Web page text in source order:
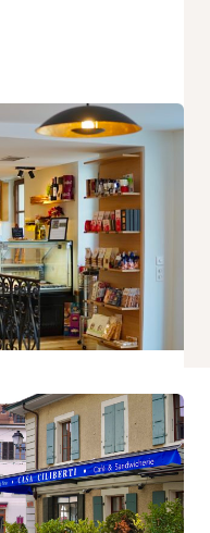
site Web est
utilisé.
Experience
Afin que notre
site Web
fonctionne
aussi bien
que possible
lors de votre
cookies,
certaines
fonctionnalités
disparaîtront
du site Web.